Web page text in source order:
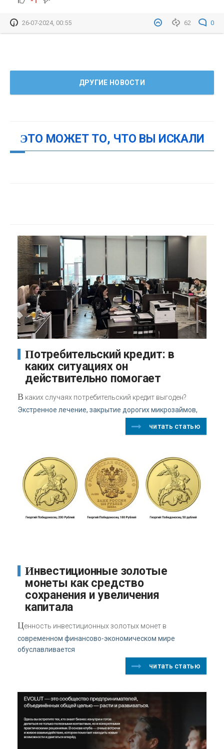
62 0
26-07-2024, 00:55
ДРУГИЕ НОВОСТИ
ЭТО МОЖЕТ ТО, ЧТО ВЫ ИСКАЛИ
Потребительский кредит: в
каких ситуациях он
действительно помогает
В каких случаях потребительский кредит выгоден?
Экстренное лечение, закрытие дорогих микрозаймов,
читать статью
Инвестиционные золотые
монеты как средство
сохранения и увеличения
капитала
Ценность инвестиционных золотых монет в
современном финансово-экономическом мире
обуславливается
читать статью